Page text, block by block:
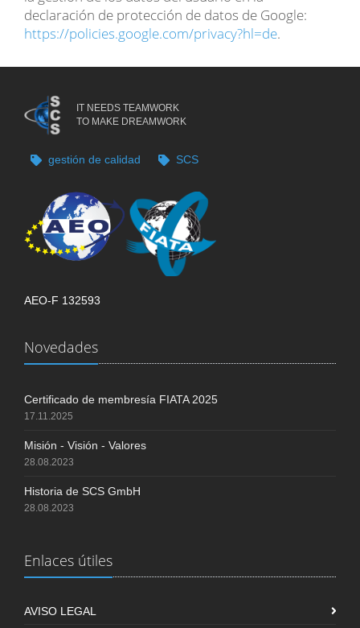
declaración de protección de datos de Google:
https://policies.google.com/privacy?hl=de.
IT NEEDS TEAMWORK
TO MAKE DREAMWORK
gestión de calidad SCS
AEO-F 132593
Novedades
Certificado de membresía FIATA 2025
17.11.2025
Misión - Visión - Valores
28.08.2023
Historia de SCS GmbH
28.08.2023
Enlaces útiles
AVISO LEGAL